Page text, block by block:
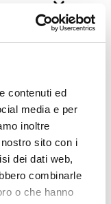
contenuti ed
media e per
inoltre
sito con i
dei dati web,
combinarle
o che hanno